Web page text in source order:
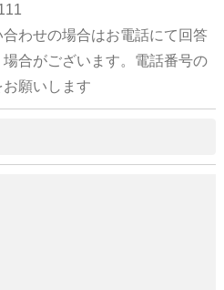
わせの場合はお電話にて回答
場合がございます。電話番号の
願いします